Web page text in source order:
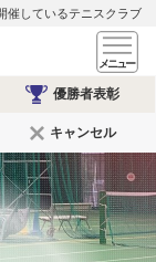
催しているテニスクラブ
ピリッツテニスクラ
優勝者表彰
キャンセル